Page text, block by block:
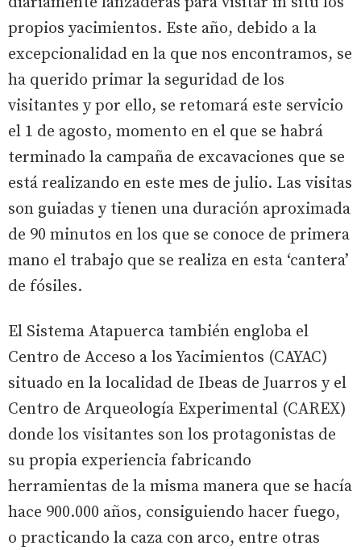
propios yacimientos. Este año, debido a la
excepcionalidad en la que nos encontramos, se
ha querido primar la seguridad de los
visitantes y por ello, se retomará este servicio
el 1 de agosto, momento en el que se habrá
terminado la campaña de excavaciones que se
está realizando en este mes de julio. Las visitas
son guiadas y tienen una duración aproximada
de 90 minutos en los que se conoce de primera
mano el trabajo que se realiza en esta ‘cantera’
de fósiles.
El Sistema Atapuerca también engloba el
Centro de Acceso a los Yacimientos (CAYAC)
situado en la localidad de Ibeas de Juarros y el
Centro de Arqueología Experimental (CAREX)
donde los visitantes son los protagonistas de
su propia experiencia fabricando
herramientas de la misma manera que se hacía
hace 900.000 años, consiguiendo hacer fuego,
o practicando la caza con arco, entre otras